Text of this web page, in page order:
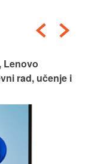
Lenovo
rad, učenje i